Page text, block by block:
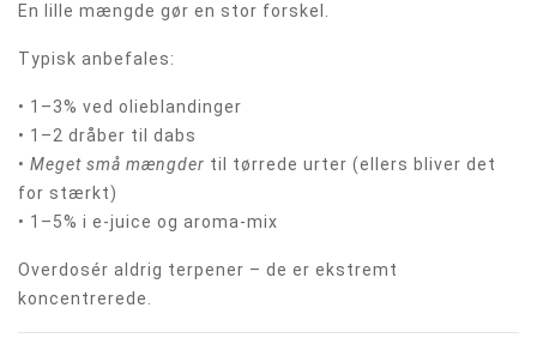
En lille mængde gør en stor forskel.
Typisk anbefales:
• 1–3% ved olieblandinger
• 1–2 dråber til dabs
• Meget små mængder til tørrede urter (ellers bliver det
for stærkt)
• 1–5% i e-juice og aroma-mix
Overdosér aldrig terpener – de er ekstremt
koncentrerede.